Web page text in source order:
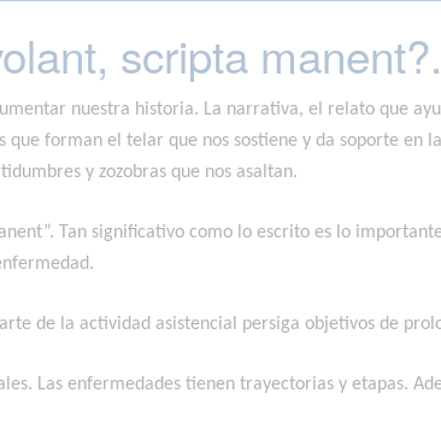
scripta
nuestra historia. La narrativa, el relato que
que forman el telar que nos sostiene y da soporte
y zozobras que nos asaltan.
Tan significativo como lo escrito es lo
de la actividad asistencial persiga objetivos de
Las enfermedades tienen trayectorias y etapas.